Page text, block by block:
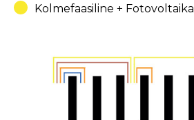
Kolmefaasiline + Fotovoltaika